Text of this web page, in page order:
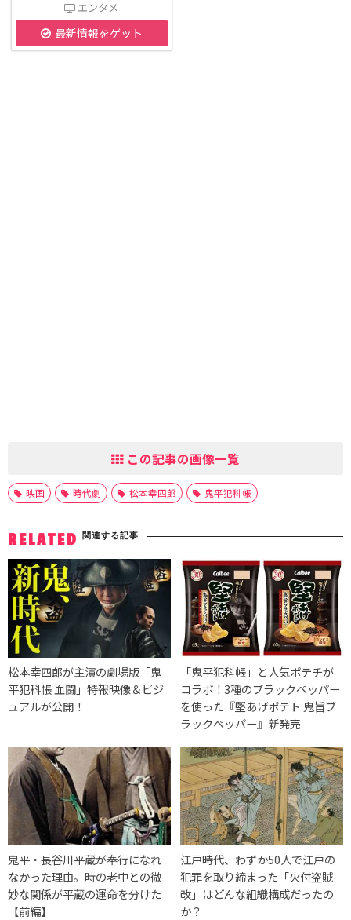
エンタメ
最新情報をゲット
この記事の画像一覧
映画 時代劇 松本幸四郎 鬼平犯科帳
RELATED 関連する記事
松本幸四郎が主演の劇場版「鬼
平犯科帳 血闘」特報映像＆ビジ
ュアルが公開！
「鬼平犯科帳」と人気ポテチが
コラボ！3種のブラックペッパー
を使った『堅あげポテト 鬼旨ブ
ラックペッパー』新発売
鬼平・長谷川平蔵が奉行になれ
なかった理由。時の老中との微
妙な関係が平蔵の運命を分けた
【前編】
江戸時代、わずか50人で江戸の
犯罪を取り締まった「火付盗賊
改」はどんな組織構成だったの
か？